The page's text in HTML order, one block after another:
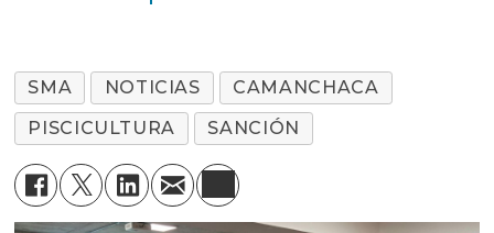
SMA NOTICIAS
CAMANCHACA
PISCICULTURA
SANCIÓN